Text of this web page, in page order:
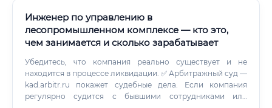
Инженер по управлению в
лесопромышленном комплексе — кто это,
чем занимается и сколько зарабатывает
Убедитесь, что компания реально существует и не
находится в процессе ликвидации. ✅ Арбитражный суд —
kad.arbitr.ru покажет судебные дела. Если компания
регулярно судится с бывшими сотрудниками или